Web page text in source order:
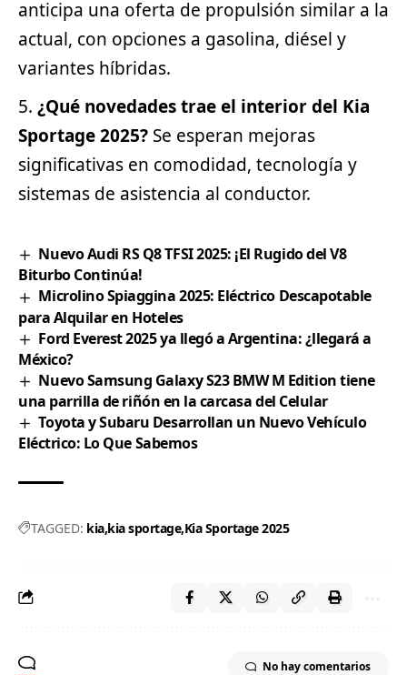
anticipa una oferta de propulsión similar a la
actual, con opciones a gasolina, diésel y
variantes híbridas.
¿Qué novedades trae el interior del Kia
Sportage 2025? Se esperan mejoras
significativas en comodidad, tecnología y
sistemas de asistencia al conductor.
Nuevo Audi RS Q8 TFSI 2025: ¡El Rugido del V8
Biturbo Continúa!
Microlino Spiaggina 2025: Eléctrico Descapotable
para Alquilar en Hoteles
Ford Everest 2025 ya llegó a Argentina: ¿llegará a
México?
Nuevo Samsung Galaxy S23 BMW M Edition tiene
una parrilla de riñón en la carcasa del Celular
Toyota y Subaru Desarrollan un Nuevo Vehículo
Eléctrico: Lo Que Sabemos
TAGGED: kia kia sportage Kia Sportage 2025
No hay comentarios